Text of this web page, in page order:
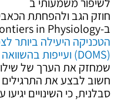
חוזק הגב ולהפחתת
ב-Frontiers in Physiology מצאה כי
הטכניקה היעילה ביותר
(DOMS) ועייפות בהשוואה לשיטות שיקום אחרות
שמחזק את הערך של
חשוב לבצע את התרגילים
סבלנית, כי השינויים